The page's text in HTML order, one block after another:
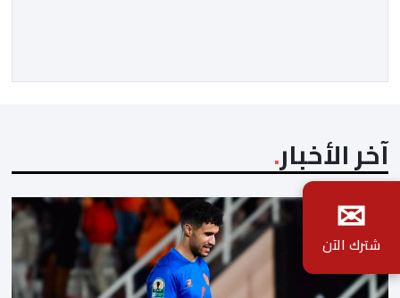
المغربية وجمهورية كوت ديفوار، بحكم […]
آخر الأخبار
✉
شترك الآن